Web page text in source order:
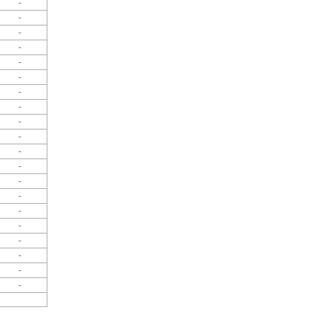
-
-
-
-
-
-
-
-
-
-
-
-
-
-
-
-
-
-
-
-